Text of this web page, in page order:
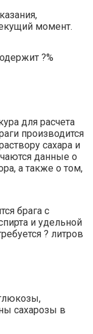
момент.
?%
для расчета
производится
сахара и
данные о
а также о том,
брага с
и удельной
? литров
сахарозы в